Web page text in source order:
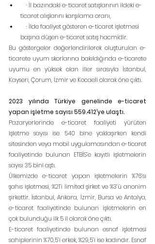
· İl bazındaki e-ticaret satışlarının ildeki e-
ticaret alışlarını karşılama oranı,
· İlde faaliyet gösteren e-ticaret işletmesi
başına düşen e-ticaret satış hacmidir.
Bu göstergeler değerlendirilerek oluşturulan e-
ticarete uyum skorlarına bakıldığında e-ticarete
uyumu en yüksek olan iller sırasıyla İstanbul,
Kayseri, Çorum, İzmir ve Kocaeli olarak öne çıktı.
2023 yılında Türkiye genelinde e-ticaret
yapan işletme sayısı 559.412’ye ulaştı.
Pazaryerlerinde e-ticaret faaliyeti yürüten
işletme sayısı ise 540 bine yaklaşırken kendi
sitesinden veya mobil uygulamasından e-ticaret
faaliyetinde bulunan ETBİS’e kayıtlı işletmelerin
sayısı 35 bini aştı.
Ülkemizde e-ticaret yapan işletmelerin %76’sı
şahıs işletmesi, %21’i limited şirket ve %3’ü anonim
şirkettir. İstanbul, Ankara, İzmir, Bursa ve Antalya,
e-ticaret faaliyetinde bulunan işletmelerin en
çok bulunduğu ilk 5 il olarak öne çıktı.
E-ticaret faaliyetinde bulunan esnaf işletmesi
sahiplerinin %70,5’i erkek, %29,5’i ise kadındır. Esnaf